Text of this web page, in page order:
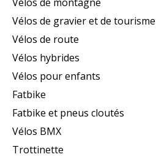
Vélos de gravier et de tourisme
Vélos de route
Vélos hybrides
Vélos pour enfants
Fatbike
Fatbike et pneus cloutés
Vélos BMX
Trottinette